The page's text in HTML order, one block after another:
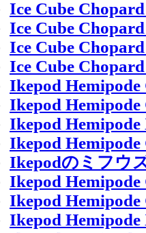
Ice Cube
Ice Cube
Ice Cube
Ice Cube
Ikepod
Ikepod
Ikepod
Ikepod
Ikepodのミフウ
Ikepod
Ikepod
Ikepod